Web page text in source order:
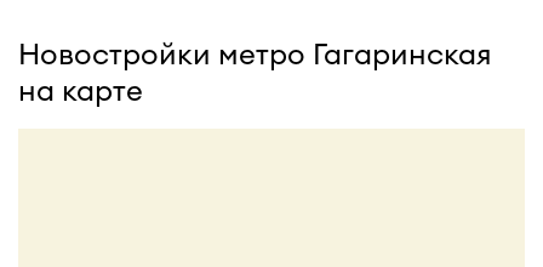
Новостройки метро Гагаринская
на карте